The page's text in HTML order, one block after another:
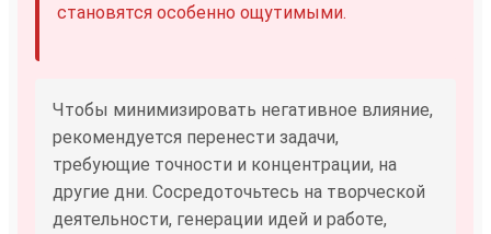
становятся особенно ощутимыми.
Чтобы минимизировать негативное влияние,
рекомендуется перенести задачи,
требующие точности и концентрации, на
другие дни. Сосредоточьтесь на творческой
деятельности, генерации идей и работе,